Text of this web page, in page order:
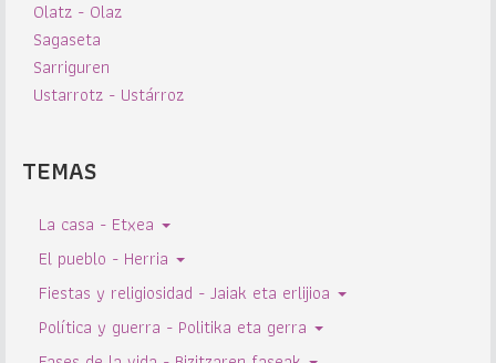
Olatz - Olaz
Sagaseta
Sarriguren
Ustarrotz - Ustárroz
TEMAS
La casa - Etxea
El pueblo - Herria
Fiestas y religiosidad - Jaiak eta erlijioa
Política y guerra - Politika eta gerra